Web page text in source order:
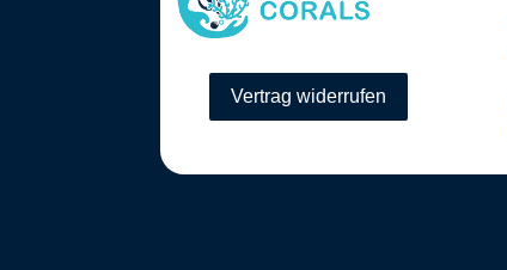
Vertrag widerrufen